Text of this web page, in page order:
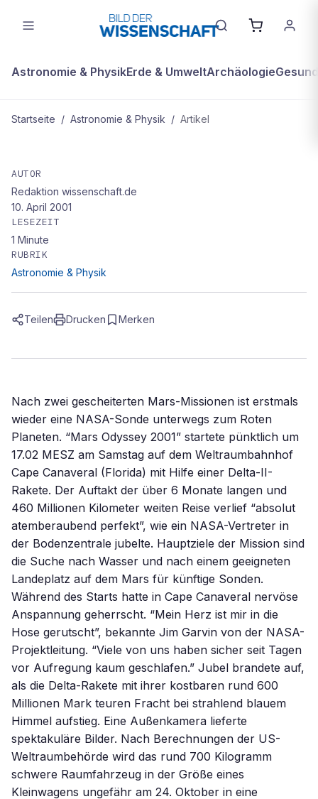
Astronomie & PhysikErde & UmweltArchäologie
Startseite / Astronomie & Physik / Artikel
Nach zwei Pleiten: Neue NASA-
Sonde unterwegs zum Mars
AUTOR
Redaktion wissenschaft.de
10. April 2001
LESEZEIT
1 Minute
RUBRIK
Astronomie & Physik
Teilen Drucken Merken
Nach zwei gescheiterten Mars-Missionen ist erstmals
wieder eine NASA-Sonde unterwegs zum Roten
Planeten. “Mars Odyssey 2001” startete pünktlich um
17.02 MESZ am Samstag auf dem Weltraumbahnhof
Cape Canaveral (Florida) mit Hilfe einer Delta-II-
Rakete. Der Auftakt der über 6 Monate langen und
460 Millionen Kilometer weiten Reise verlief “absolut
atemberaubend perfekt”, wie ein NASA-Vertreter in
der Bodenzentrale jubelte. Hauptziele der Mission sind
die Suche nach Wasser und nach einem geeigneten
Landeplatz auf dem Mars für künftige Sonden.
Während des Starts hatte in Cape Canaveral nervöse
Anspannung geherrscht. “Mein Herz ist mir in die
Hose gerutscht”, bekannte Jim Garvin von der NASA-
Projektleitung. “Viele von uns haben sicher seit Tagen
vor Aufregung kaum geschlafen.” Jubel brandete auf,
als die Delta-Rakete mit ihrer kostbaren rund 600
Millionen Mark teuren Fracht bei strahlend blauem
Himmel aufstieg. Eine Außenkamera lieferte
spektakuläre Bilder. Nach Berechnungen der US-
Weltraumbehörde wird das rund 700 Kilogramm
schwere Raumfahrzeug in der Größe eines
Kleinwagens ungefähr am 24. Oktober in eine